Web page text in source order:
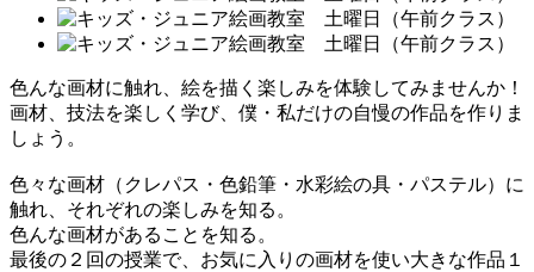
色んな画材に触れ、絵を描く楽しみを体験してみませんか！
画材、技法を楽しく学び、僕・私だけの自慢の作品を作りま
しょう。
色々な画材（クレパス・色鉛筆・水彩絵の具・パステル）に
触れ、それぞれの楽しみを知る。
色んな画材があることを知る。
最後の２回の授業で、お気に入りの画材を使い大きな作品１